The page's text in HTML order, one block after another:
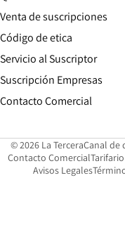
Venta de suscripciones
Código de etica Opens in
Servicio al Suscriptor
Suscripción Empresas
Contacto Comercial
© 2026 La TerceraCanal de
Contacto ComercialOpens
Avisos LegalesOpens